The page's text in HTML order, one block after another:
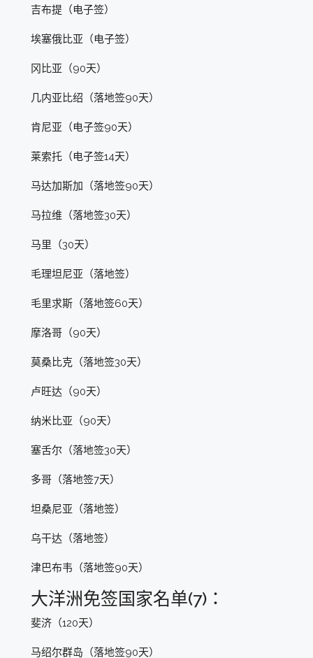
吉布提（电子签）
埃塞俄比亚（电子签）
冈比亚（90天）
几内亚比绍（落地签90天）
肯尼亚（电子签90天）
莱索托（电子签14天）
马达加斯加（落地签90天）
马拉维（落地签30天）
马里（30天）
毛理坦尼亚（落地签）
毛里求斯（落地签60天）
摩洛哥（90天）
莫桑比克（落地签30天）
卢旺达（90天）
纳米比亚（90天）
塞舌尔（落地签30天）
多哥（落地签7天）
坦桑尼亚（落地签）
乌干达（落地签）
津巴布韦（落地签90天）
大洋洲免签国家名单(7)：
斐济（120天）
马绍尔群岛（落地签90天）